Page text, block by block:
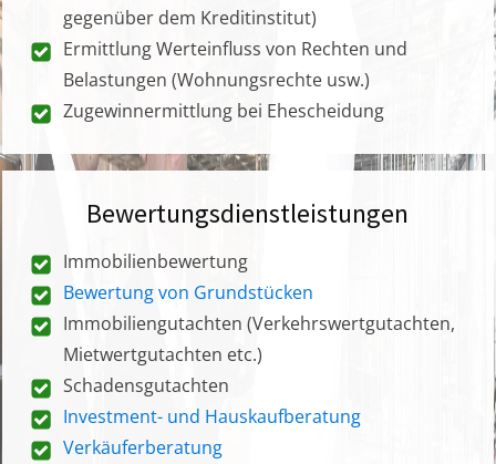
gegenüber dem Kreditinstitut)
Ermittlung Werteinfluss von Rechten und
Belastungen (Wohnungsrechte usw.)
Zugewinnermittlung bei Ehescheidung
Bewertungsdienstleistungen
Immobilienbewertung
Bewertung von Grundstücken
Immobiliengutachten (Verkehrswertgutachten,
Mietwertgutachten etc.)
Schadensgutachten
Investment- und Hauskaufberatung
Verkäuferberatung